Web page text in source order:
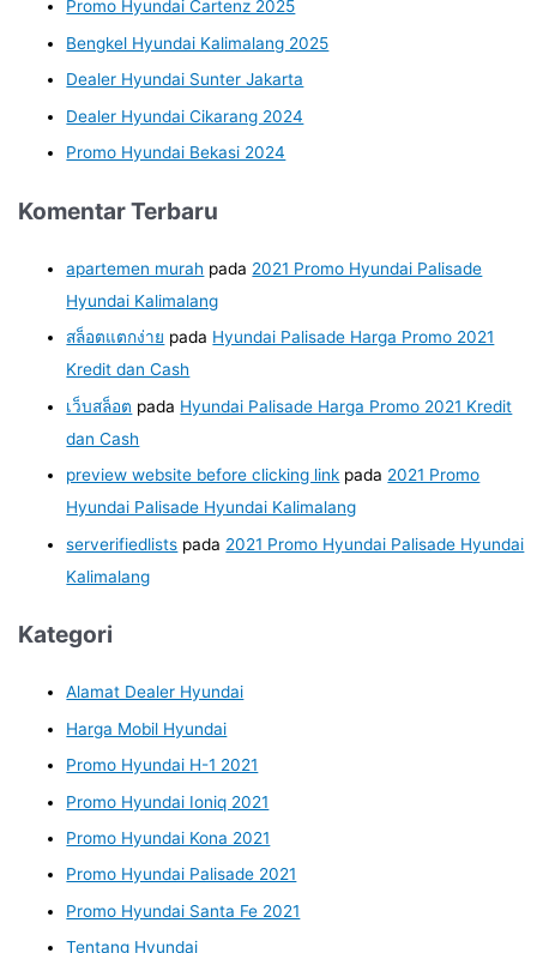
Promo Hyundai Cartenz 2025
Bengkel Hyundai Kalimalang 2025
Dealer Hyundai Sunter Jakarta
Dealer Hyundai Cikarang 2024
Promo Hyundai Bekasi 2024
Komentar Terbaru
apartemen murah pada 2021 Promo Hyundai Palisade
Hyundai Kalimalang
สล็อตแตกง่าย pada Hyundai Palisade Harga Promo 2021
Kredit dan Cash
เว็บสล็อต pada Hyundai Palisade Harga Promo 2021 Kredit
dan Cash
preview website before clicking link pada 2021 Promo
Hyundai Palisade Hyundai Kalimalang
serverifiedlists pada 2021 Promo Hyundai Palisade Hyundai
Kalimalang
Kategori
Alamat Dealer Hyundai
Harga Mobil Hyundai
Promo Hyundai H-1 2021
Promo Hyundai Ioniq 2021
Promo Hyundai Kona 2021
Promo Hyundai Palisade 2021
Promo Hyundai Santa Fe 2021
Tentang Hyundai